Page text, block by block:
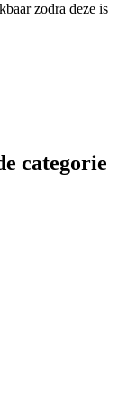
zodra deze is
categorie